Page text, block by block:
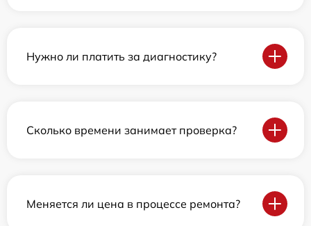
Нужно ли платить за диагностику?
Сколько времени занимает проверка?
Меняется ли цена в процессе ремонта?